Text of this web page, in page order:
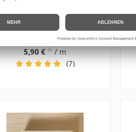
Bügelfolie, Thermofolie
5,90 € * / m
(7)